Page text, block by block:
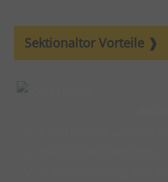
Sektionaltor Vorteile